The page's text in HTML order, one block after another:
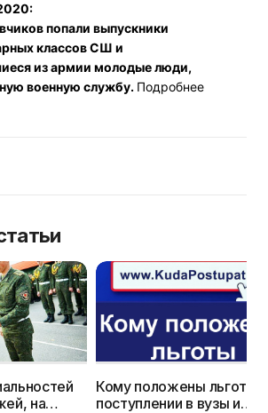
попали выпускники
классов СШ и
из армии молодые люди,
военную службу. Подробнее
на
Кому положены льготы
поступлении в вузы и